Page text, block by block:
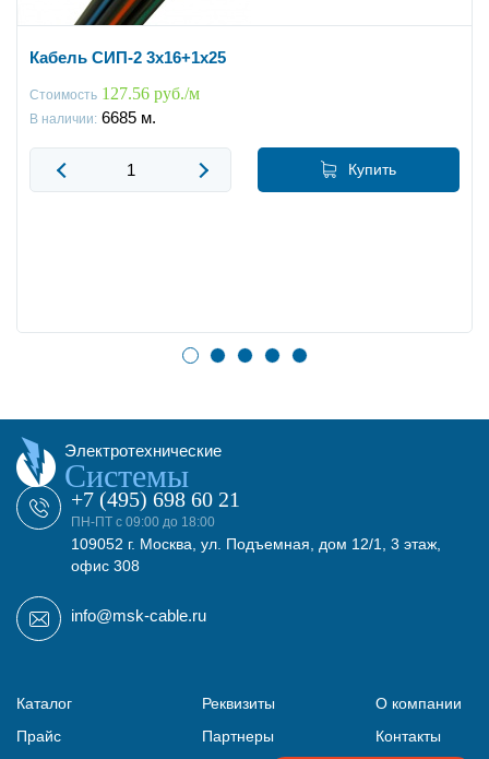
Кабель СИП-2 3x16+1x25
Стоимость 127.56 руб./м
В наличии: 6685 м.
Купить
Электротехнические
Системы
+7 (495) 698 60 21
ПН-ПТ с 09:00 до 18:00
109052 г. Москва, ул. Подъемная, дом 12/1, 3 этаж,
офис 308
info@msk-cable.ru
Каталог
Прайс
Реквизиты
Партнеры
О компании
Контакты